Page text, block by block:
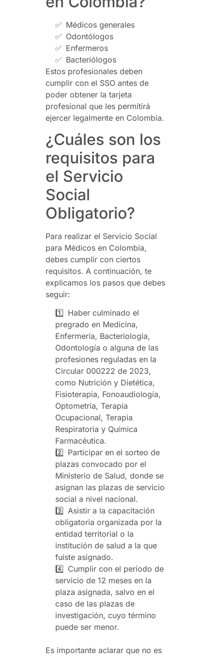
✅ Médicos generales
✅ Odontólogos
✅ Enfermeros
✅ Bacteriólogos
Estos profesionales deben
cumplir con el SSO antes de
poder obtener la tarjeta
profesional que les permitirá
ejercer legalmente en Colombia.
¿Cuáles son los
requisitos para
el Servicio
Social
Obligatorio?
Para realizar el Servicio Social
para Médicos en Colombia,
debes cumplir con ciertos
requisitos. A continuación, te
explicamos los pasos que debes
seguir:
1️⃣ Haber culminado el
pregrado en Medicina,
Enfermería, Bacteriología,
Odontología o alguna de las
profesiones reguladas en la
Circular 000222 de 2023,
como Nutrición y Dietética,
Fisioterapia, Fonoaudiología,
Optometría, Terapia
Ocupacional, Terapia
Respiratoria y Química
Farmacéutica.
2️⃣ Participar en el sorteo de
plazas convocado por el
Ministerio de Salud, donde se
asignan las plazas de servicio
social a nivel nacional.
3️⃣ Asistir a la capacitación
obligatoria organizada por la
entidad territorial o la
institución de salud a la que
fuiste asignado.
4️⃣ Cumplir con el período de
servicio de 12 meses en la
plaza asignada, salvo en el
caso de las plazas de
investigación, cuyo término
puede ser menor.
Es importante aclarar que no es